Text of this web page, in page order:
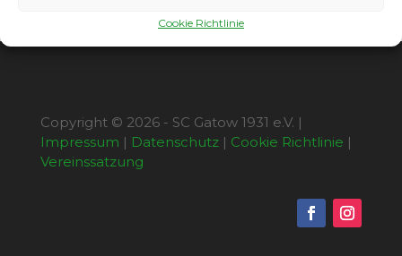
Cookie Richtlinie
Copyright © 2026 - SC Gatow 1931 e.V. |
Impressum | Datenschutz| Cookie Richtlinie |
Vereinssatzung